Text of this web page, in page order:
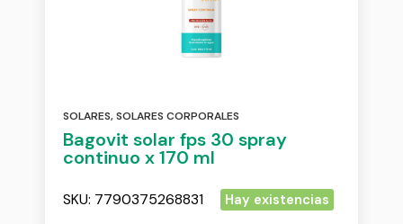
SOLARES,SOLARES CORPORALES
Bagovit solar fps 30 spray
continuo x 170 ml
SKU: 7790375268831 Hay existencias